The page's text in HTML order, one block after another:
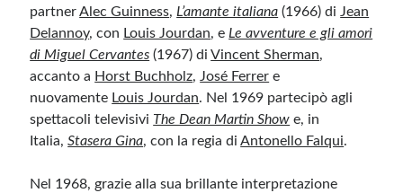
partnerAlec Guinness, L’amante italiana (1966) di Jean
Delannoy, con Louis Jourdan, e Le avventure e gli amori
di Miguel Cervantes (1967) di Vincent Sherman,
accanto a Horst Buchholz, José Ferrer e
nuovamente Louis Jourdan. Nel 1969 partecipò agli
spettacoli televisivi The Dean Martin Show e, in
Italia, Stasera Gina, con la regia di Antonello Falqui.
Nel 1968, grazie alla sua brillante interpretazione